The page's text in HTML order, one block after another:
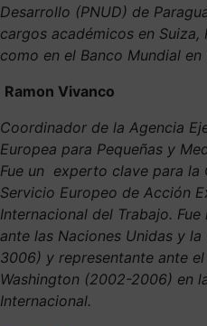
Desarrollo (PNUD) de
cargos académicos en Suiza,
como en el Banco Mundial en
Ramon Vivanco
Coordinador de la Agencia
Europea para Pequeñas y
Fue un experto clave para la
Servicio Europeo de Acción
Internacional del Trabajo.
ante las Naciones Unidas y
3006) y representante ante
Washington (2002-2006) en
Internacional.